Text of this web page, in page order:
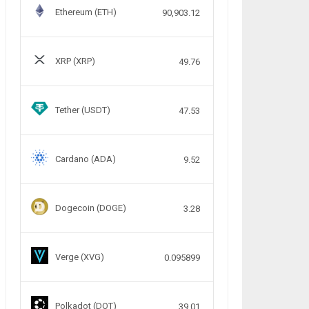
Ethereum (ETH) 90,903.12
XRP (XRP) 49.76
Tether (USDT) 47.53
Cardano (ADA) 9.52
Dogecoin (DOGE) 3.28
Verge (XVG) 0.095899
Polkadot (DOT) 39.01